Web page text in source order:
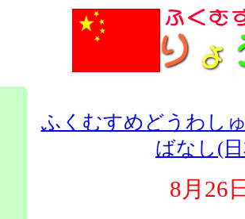
ふくむすめどうわし
ばなし(
8月26